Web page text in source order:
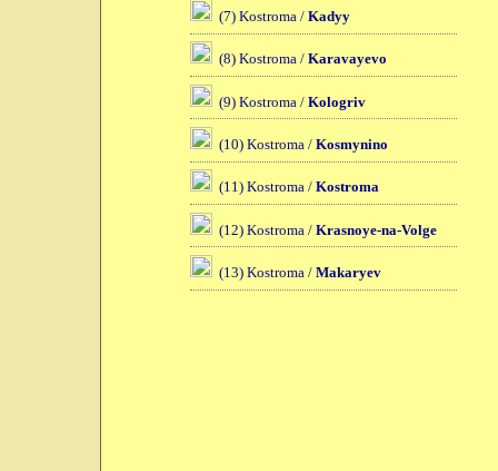
(7) Kostroma / Kadyy
(8) Kostroma / Karavayevo
(9) Kostroma / Kologriv
(10) Kostroma / Kosmynino
(11) Kostroma / Kostroma
(12) Kostroma / Krasnoye-na-Volge
(13) Kostroma / Makaryev